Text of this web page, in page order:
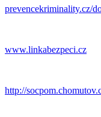
prevencekriminality.cz/
www.linkabezpeci.cz
http://